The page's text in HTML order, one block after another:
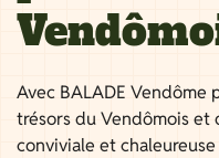
Avec BALADE Vendôme
trésors du Vendômois et
conviviale et